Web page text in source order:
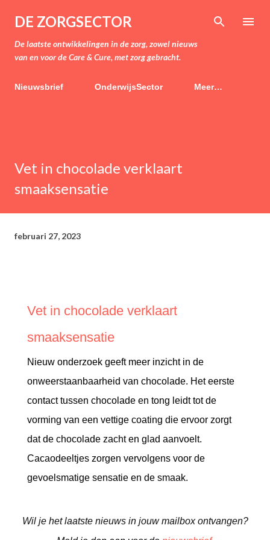
Doorgaan naar hoofdcontent
DE ZORGSECTOR
De laatste ontwikkelingen in de zorg, zowel nieuws
van en voor de Care & Cure, met zorg gebracht.
Nieuwsbrief OnderwijsSector Meer…
Vet in chocolade verklaart
smaaksensatie
februari 27, 2023
Vet in chocolade verklaart
smaaksensatie
Nieuw onderzoek geeft meer inzicht in de
onweerstaanbaarheid van chocolade. Het eerste
contact tussen chocolade en tong leidt tot de
vorming van een vettige coating die ervoor zorgt
dat de chocolade zacht en glad aanvoelt.
Cacaodeeltjes zorgen vervolgens voor de
gevoelsmatige sensatie en de smaak.
Wil je het laatste nieuws in jouw mailbox ontvangen?